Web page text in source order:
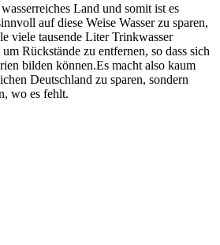
Land und somit ist es
auf diese Weise Wasser zu sparen,
viele tausende Liter Trinkwasser
Rückstände zu entfernen, so dass sich
bilden können.Es macht also kaum
Deutschland zu sparen, sondern
wo es fehlt.